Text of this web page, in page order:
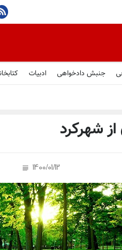
در پاریس
جنبش دادخواهی ادبیات
شهرکرد
1400/01/12